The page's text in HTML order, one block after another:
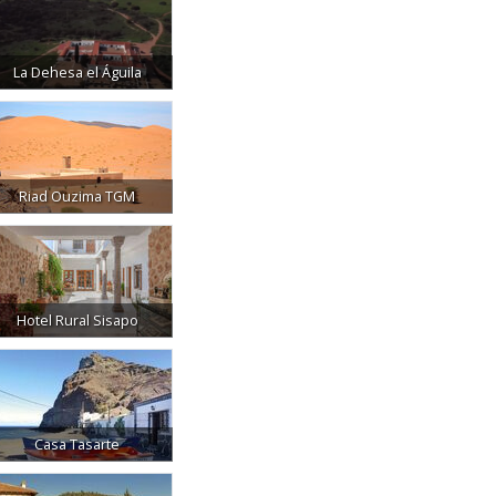
La Dehesa el Águila
Riad Ouzima TGM
Hotel Rural Sisapo
Casa Tasarte